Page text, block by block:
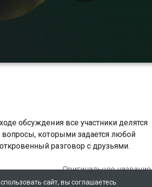
обсуждения все участники делятся
которыми задается любой
разговор с друзьями.
Оригинальное название
НАДКАСТ
сайт, вы соглашаетесь